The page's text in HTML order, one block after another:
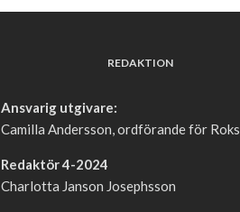
REDAKTION
Ansvarig utgivare:
Camilla Andersson, ordförande för Roks
Redaktör 4-2024
Charlotta Janson Josephsson